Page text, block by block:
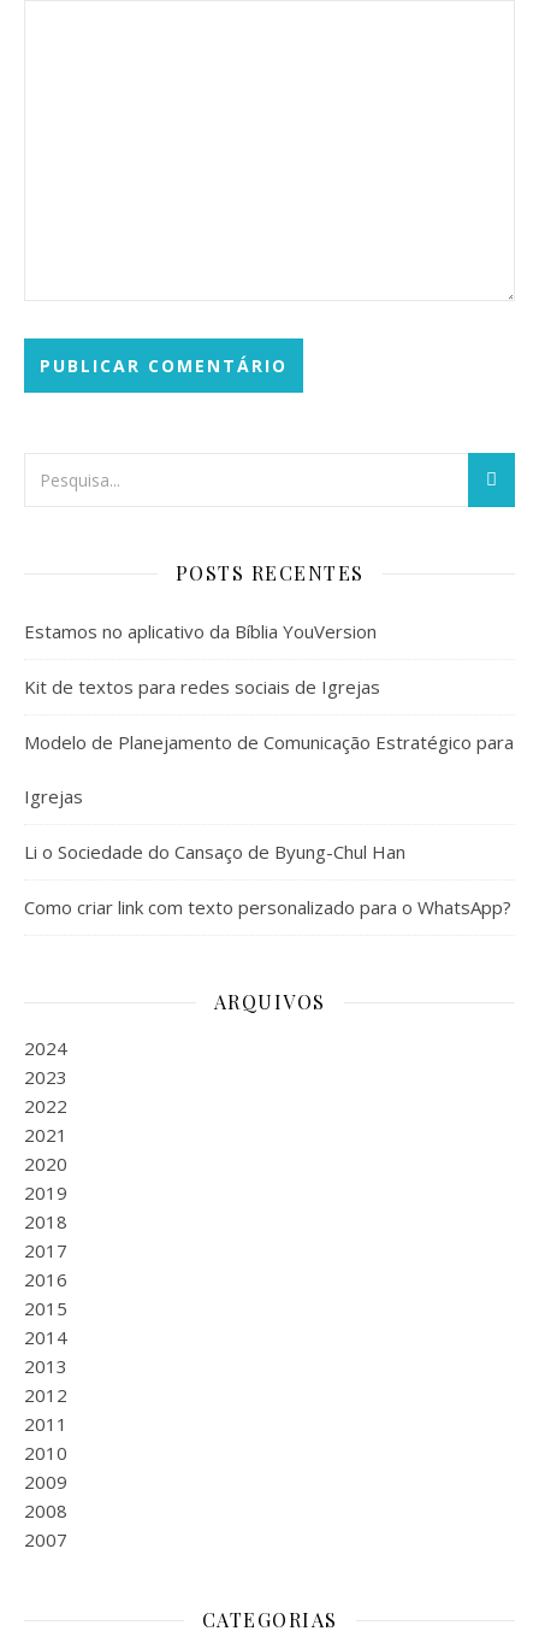
POSTS RECENTES
Estamos no aplicativo da Bíblia YouVersion
Kit de textos para redes sociais de Igrejas
Modelo de Planejamento de Comunicação Estratégico para
Igrejas
Li o Sociedade do Cansaço de Byung-Chul Han
Como criar link com texto personalizado para o WhatsApp?
ARQUIVOS
2024
2023
2022
2021
2020
2019
2018
2017
2016
2015
2014
2013
2012
2011
2010
2009
2008
2007
CATEGORIAS